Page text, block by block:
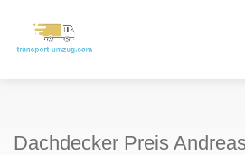
Dachdecker Preis Andreas